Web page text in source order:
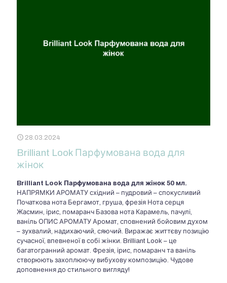
28.03.2024
Brilliant Look Парфумована вода для
жінок
Brilliant Look Парфумована вода для жінок 50 мл.
НАПРЯМКИ АРОМАТУ східний – пудровий – спокусливий
Початкова нота Бергамот, груша, фрезія Нота серця
Жасмин, ірис, помаранч Базова нота Карамель, пачулі,
ваніль ОПИС АРОМАТУ Аромат, сповнений бойовим духом
– зухвалий, надихаючий, сяючий. Виражає життєву позицію
сучасної, впевненої в собі жінки. Brilliant Look – це
багатогранний аромат. Фрезія, ірис, помаранч та ваніль
створюють захоплюючу вибухову композицію. Чудове
доповнення до стильного вигляду!